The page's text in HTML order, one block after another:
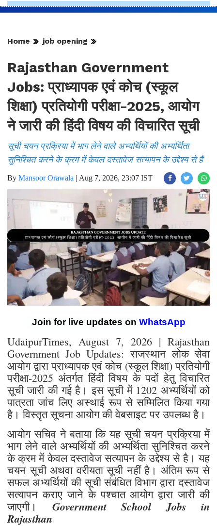
Home job opening
Rajasthan Government
Jobs: प्राध्यापक एवं कोच (स्कूल
शिक्षा) प्रतियोगी परीक्षा-2025, आयोग
ने जारी की हिंदी विषय की विचारित सूची
सूची चयन प्रक्रिया में भाग लेने वाले अभ्यर्थियों की अभ्यर्थिता
सुनिश्चित करने के क्रम में केवल दस्तावेज सत्यापन के उद्देश्य से है
By Mansoor Orawala | Aug 7, 2026, 23:07 IST
Join for live updates on WhatsApp
UdaipurTimes, August 7, 2026 | Rajasthan
Government Job Updates: राजस्थान लोक सेवा
आयोग द्वारा प्राध्यापक एवं कोच (स्कूल शिक्षा) प्रतियोगी
परीक्षा-2025 अंतर्गत हिंदी विषय के पदों हेतु विचारित
सूची जारी की गई है। इस सूची में 1202 अभ्यर्थियों को
पात्रता जांच लिए अस्थाई रूप से सम्मिलित किया गया
है। विस्तृत सूचना आयोग की वेबसाइट पर उपलब्ध है।
आयोग सचिव ने बताया कि यह सूची चयन प्रक्रिया में
भाग लेने वाले अभ्यर्थियों की अभ्यर्थिता सुनिश्चित करने
के क्रम में केवल दस्तावेज सत्यापन के उद्देश्य से है। यह
चयन सूची अथवा वरीयता सूची नहीं है। अंतिम रूप से
सफल अभ्यर्थियों की सूची संबंधित विभाग द्वारा दस्तावेज
सत्यापन कराए जाने के पश्चात आयोग द्वारा जारी की
जाएगी। Government School Jobs in
Rajasthan